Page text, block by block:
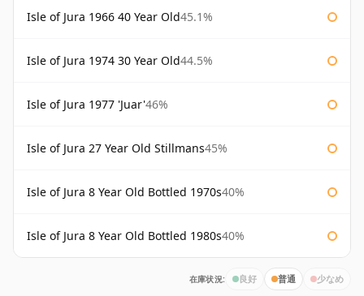
Isle of Jura 1966 40 Year Old45.1%
Isle of Jura 1974 30 Year Old44.5%
Isle of Jura 1977 'Juar'46%
Isle of Jura 27 Year Old Stillmans45%
Isle of Jura 8 Year Old Bottled 1970s40%
Isle of Jura 8 Year Old Bottled 1980s40%
在庫状況: 良好 普通 少なめ